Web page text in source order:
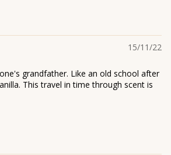
15/11/22
grandfather. Like an old school after
This travel in time through scent is